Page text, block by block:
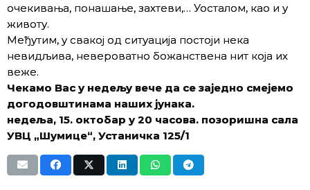
очекивања, понашање, захтеви,… Уосталом, као и у
животу.
Међутим, у свакој од ситуација постоји нека
невидљива, невероватно божанствена нит која их
веже.
Чекамо Вас у недељу вече да се заједно смејемо
догодовштинама наших јунака.
недеља, 15. октобар у 20 часова. позоришна сала
УВЦ „Шумице“, Устаничка 125/1